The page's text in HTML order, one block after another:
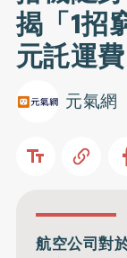
揭「1招
元託運費
元氣網
航空公司對